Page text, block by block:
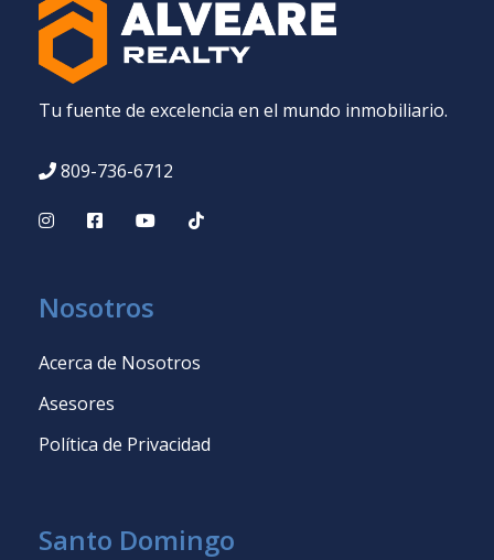
Tu fuente de excelencia en el mundo inmobiliario.
809-736-6712
Nosotros
Acerca de Nosotros
Asesores
Política de Privacidad
Santo Domingo